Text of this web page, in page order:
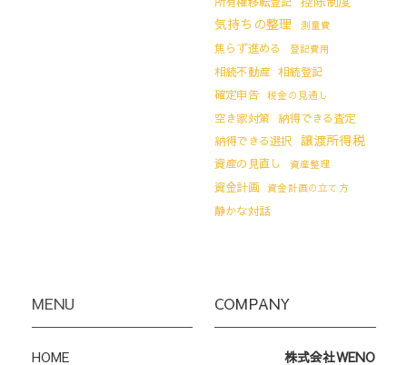
気持ちの整理
測量費
焦らず進める 登記費用
相続不動産 相続登記
確定申告
税金の見通し
空き家対策
納得できる査定
納得できる選択 譲渡所得税
資産の見直し 資産整理
資金計画 資金計画の立て方
静かな対話
MENU
HOME
COMPANY
株式会社WENO